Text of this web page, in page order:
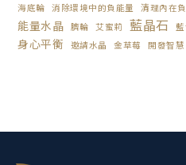
海底輪
消除環境中的負能量 清理內在
能量水晶 臍輪 艾蜜莉 藍晶石
身心平衡 邀請水晶 金草莓 開發智慧